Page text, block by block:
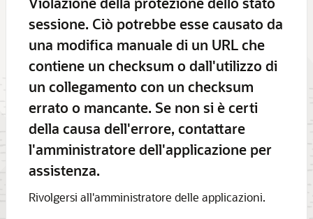
sessione. Ciò potrebbe esse causato da
una modifica manuale di un URL che
contiene un checksum o dall'utilizzo di
un collegamento con un checksum
errato o mancante. Se non si è certi
della causa dell'errore, contattare
l'amministratore dell'applicazione per
assistenza.
Rivolgersi all'amministratore delle applicazioni.